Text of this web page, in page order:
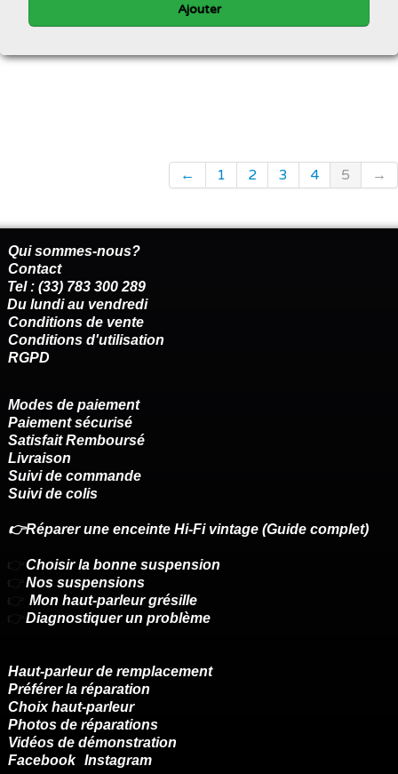
Ajouter
← 1 2 3 4 5 →
Qui sommes-nous?
Contact
Tel : (33) 783 300 289
Du lundi au vendredi
Conditions de vente
Conditions d'utilisation
RGPD
Modes de paiement
Paiement sécurisé
Satisfait Remboursé
Livraison
Suivi de commande
Suivi de colis
👉Réparer une enceinte Hi-Fi vintage (Guide complet)
👉 Choisir la bonne suspension
👉 Nos suspensions
👉 Mon haut-parleur grésille
👉 Diagnostiquer un problème
Haut-parleur de remplacement
Préférer la réparation
Choix haut-parleur
Photos de réparations
Vidéos de démonstration
Facebook Instagram